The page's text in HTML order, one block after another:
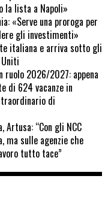
la lista a Napoli»
«Serve una proroga per
gli investimenti»
italiana e arriva sotto gli
ruolo 2026/2027: appena
di 624 vacanze in
di
Artusa: “Con gli NCC
ma sulle agenzie che
tutto tace”